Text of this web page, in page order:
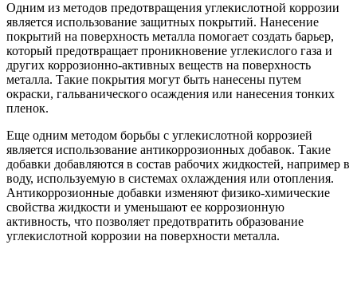
Одним из методов предотвращения углекислотной коррозии
является использование защитных покрытий. Нанесение
покрытий на поверхность металла помогает создать барьер,
который предотвращает проникновение углекислого газа и
других коррозионно-активных веществ на поверхность
металла. Такие покрытия могут быть нанесены путем
окраски, гальванического осаждения или нанесения тонких
пленок.
Еще одним методом борьбы с углекислотной коррозией
является использование антикоррозионных добавок. Такие
добавки добавляются в состав рабочих жидкостей, например в
воду, используемую в системах охлаждения или отопления.
Антикоррозионные добавки изменяют физико-химические
свойства жидкости и уменьшают ее коррозионную
активность, что позволяет предотвратить образование
углекислотной коррозии на поверхности металла.